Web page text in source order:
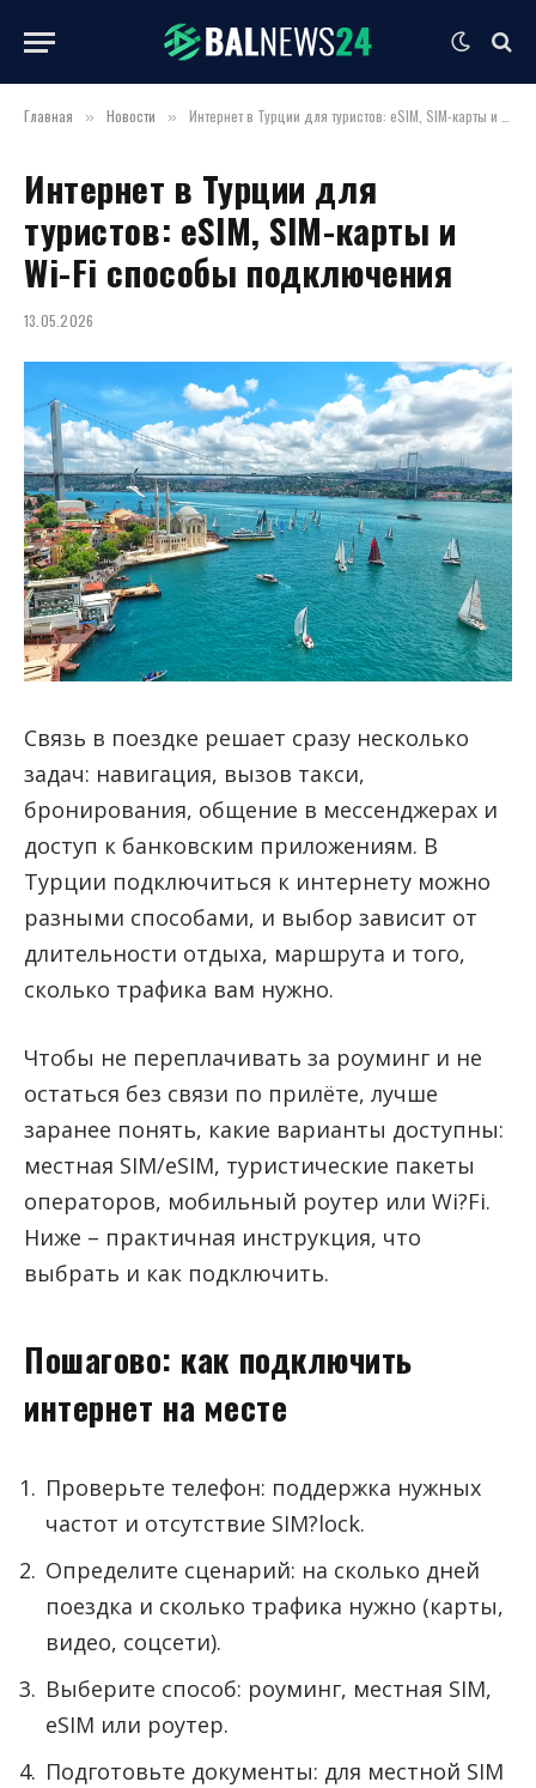
Главная » Новости » Интернет в Турции для туристов: eSIM, SIM-карты и Wi-Fi способы подключения
Интернет в Турции для
туристов: eSIM, SIM-карты и
Wi-Fi способы подключения
13.05.2026
Связь в поездке решает сразу несколько
задач: навигация, вызов такси,
бронирования, общение в мессенджерах и
доступ к банковским приложениям. В
Турции подключиться к интернету можно
разными способами, и выбор зависит от
длительности отдыха, маршрута и того,
сколько трафика вам нужно.
Чтобы не переплачивать за роуминг и не
остаться без связи по прилёте, лучше
заранее понять, какие варианты доступны:
местная SIM/eSIM, туристические пакеты
операторов, мобильный роутер или Wi?Fi.
Ниже – практичная инструкция, что
выбрать и как подключить.
Пошагово: как подключить
интернет на месте
Проверьте телефон: поддержка нужных
частот и отсутствие SIM?lock.
Определите сценарий: на сколько дней
поездка и сколько трафика нужно (карты,
видео, соцсети).
Выберите способ: роуминг, местная SIM,
eSIM или роутер.
Подготовьте документы: для местной SIM